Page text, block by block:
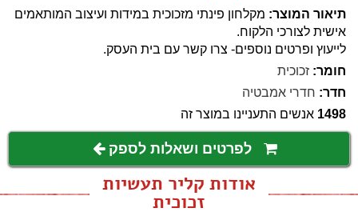
תיאור המוצר: מקלחון פינתי מזכוכית במידות ועיצוב המותאמים
אישית לצורכי הלקוח.
לייעוץ ופרטים נוספים- צרו קשר עם בית העסק.
חומר: זכוכית
חדר: חדרי אמבטיה
1498 אנשים התעניינו במוצר זה
לפרטים ושאלות לספק
אודות קליר תעשיות
זכוכית